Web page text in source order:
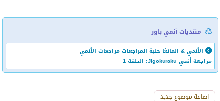
منتديات أنمي باور
الأنمي & المانغا حلبة المراجعات مراجعات الأنمي
مراجعة أنمي Jigokuraku: الحلقة 1
اضافة رد جديد
اضافة موضوع جديد